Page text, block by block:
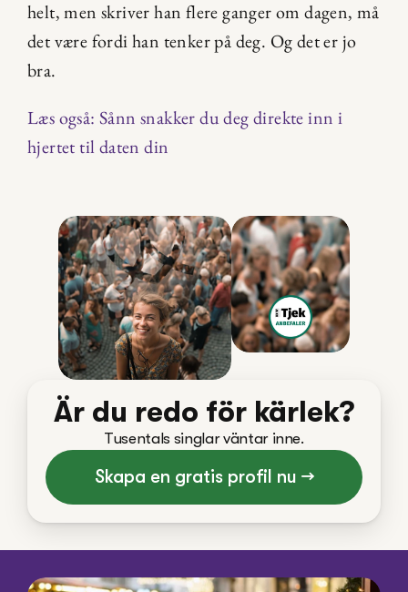
helt, men skriver han flere ganger om dagen, må
det være fordi han tenker på deg. Og det er jo
bra.
Læs også: Sånn snakker du deg direkte inn i
hjertet til daten din
Är du redo för kärlek?
Tusentals singlar väntar inne.
Skapa en gratis profil nu →